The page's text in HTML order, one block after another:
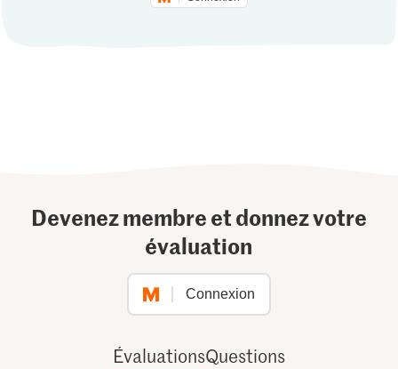
Devenez membre et donnez votre
évaluation
Connexion
ÉvaluationsQuestions